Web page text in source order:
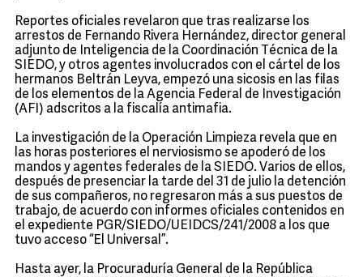
Reportes oficiales revelaron que tras realizarse los
arrestos de Fernando Rivera Hernández, director general
adjunto de Inteligencia de la Coordinación Técnica de la
SIEDO, y otros agentes involucrados con el cártel de los
hermanos Beltrán Leyva, empezó una sicosis en las filas
de los elementos de la Agencia Federal de Investigación
(AFI) adscritos a la fiscalía antimafia.
La investigación de la Operación Limpieza revela que en
las horas posteriores el nerviosismo se apoderó de los
mandos y agentes federales de la SIEDO. Varios de ellos,
después de presenciar la tarde del 31 de julio la detención
de sus compañeros, no regresaron más a sus puestos de
trabajo, de acuerdo con informes oficiales contenidos en
el expediente PGR/SIEDO/UEIDCS/241/2008 a los que
tuvo acceso “El Universal”.
Hasta ayer, la Procuraduría General de la República